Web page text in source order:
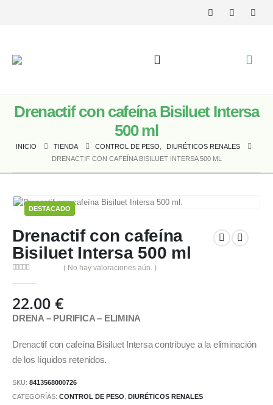
Drenactif con cafeína Bisiluet Intersa
500 ml
INICIO TIENDA CONTROL DE PESO
DIURÉTICOS RENALES
DRENACTIF CON CAFEÍNA BISILUET INTERSA 500 ML
DESTACADO
Drenactif con cafeína
Bisiluet Intersa 500 ml
( No hay valoraciones aún. )
22.00 €
DRENA – PURIFICA – ELIMINA
Drenactif con cafeína Bisiluet Intersa contribuye a la eliminación
de los líquidos retenidos.
SKU: 8413568000726
CATEGORÍAS: CONTROL DE PESO, DIURÉTICOS RENALES